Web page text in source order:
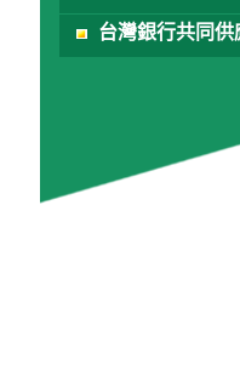
台灣銀行共同供